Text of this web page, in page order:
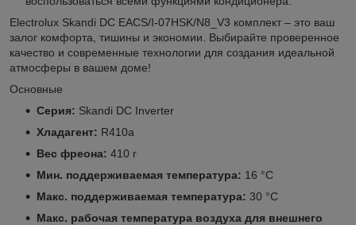
Electrolux Skandi DC EACS/I-07HSK/N8_V3 комплект – это ваш
залог комфорта, тишины и экономии. Выбирайте проверенное
качество и современные технологии для создания идеальной
атмосферы в вашем доме!
Основные
Серия: Skandi DC Inverter
Хладагент: R410a
Вес фреона: 410 г
Мин. поддерживаемая температура: 16 °С
Макс. поддерживаемая температура: 30 °С
Макс. рабочая температура воздуха для внешнего